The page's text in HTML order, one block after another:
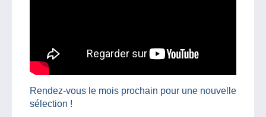
Rendez-vous le mois prochain pour une nouvelle
sélection !